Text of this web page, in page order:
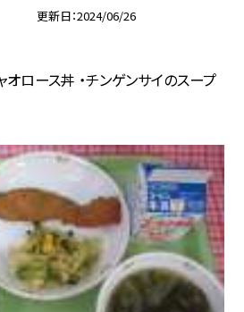
更新日 2024/06/26
オロース丼 ・チンゲンサイのスープ